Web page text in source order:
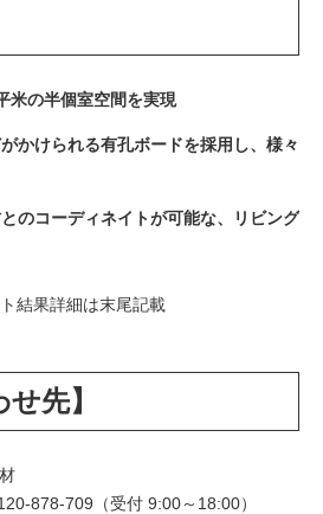
米の半個室空間を実現
かけられる有孔ボードを採用し、様々
のコーディネイトが可能な、リビング
結果詳細は末尾記載
先】
878-709（受付 9:00～18:00）